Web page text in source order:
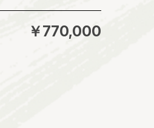
￥770,000